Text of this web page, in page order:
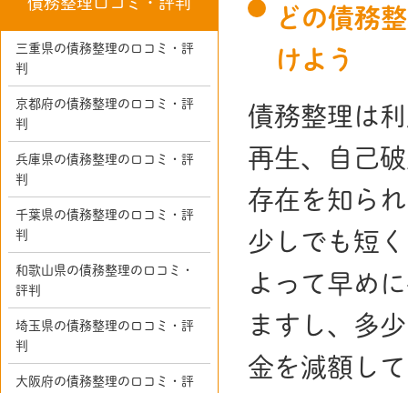
どの債務
けよう
債務整理は
再生、自己
存在を知ら
少しでも短
よって早め
ますし、多
金を減額し
三重県の債務整理の口コミ・評
判
京都府の債務整理の口コミ・評
判
兵庫県の債務整理の口コミ・評
判
千葉県の債務整理の口コミ・評
判
和歌山県の債務整理の口コミ・
評判
埼玉県の債務整理の口コミ・評
判
大阪府の債務整理の口コミ・評